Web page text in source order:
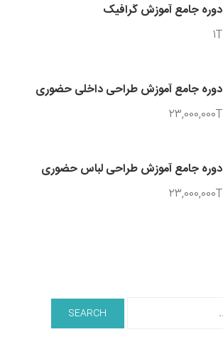
دوره جامع آموزش گرافیک
1T
دوره جامع آموزش طراحی داخلی حضوری
23,000,000T
دوره جامع آموزش طراحی لباس حضوری
23,000,000T